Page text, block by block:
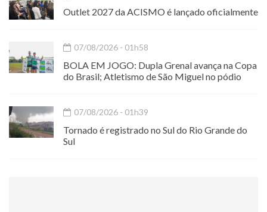
Outlet 2027 da ACISMO é lançado oficialmente
07/08/2026 - 01h58
BOLA EM JOGO: Dupla Grenal avança na Copa
do Brasil; Atletismo de São Miguel no pódio
07/08/2026 - 01h39
Tornado é registrado no Sul do Rio Grande do
Sul